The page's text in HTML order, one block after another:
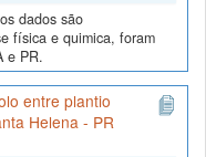
dados são
física e quimica, foram
e PR.
entre plantio
Helena - PR